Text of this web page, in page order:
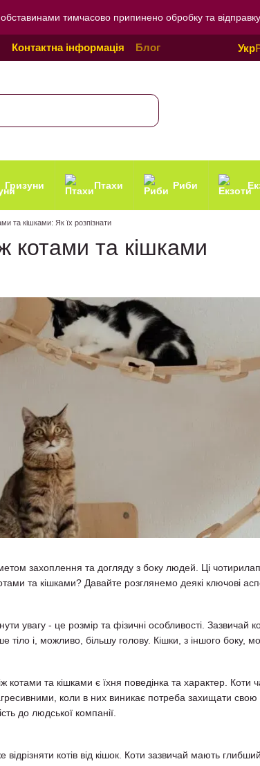
обставинами тимчасово припинено обробку та
Контактна інформація
Блог
Укр
Гризуни Птахи Риби
та кішками: Як їх розпізнати
котами та кішками
захоплення та догляду з боку людей. Ці
та кішками? Давайте розглянемо деякі ключові
увагу - це розмір та фізичні особливості.
тіло і, можливо, більшу голову. Кішки, з іншого боку,
котами та кішками є їхня поведінка та характер.
коли в них виникає потреба захищати свою
до людської компанії.
котів від кішок. Коти зазвичай мають